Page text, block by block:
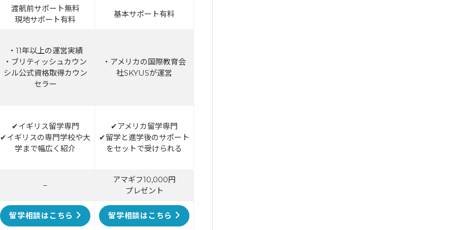
渡航前サポート無料
現地サポート有料
基本サポート有料
・11年以上の運営実績
・ブリティッシュカウン
シル公式資格取得カウン
セラー
・アメリカの国際教育会
社SKYUSが運営
✔イギリス留学専門
✔イギリスの専門学校や大
学まで幅広く紹介
✔アメリカ留学専門
✔留学と進学後のサポート
をセットで受けられる
–
アマギフ10,000円
プレゼント
留学相談はこちら 留学相談はこちら